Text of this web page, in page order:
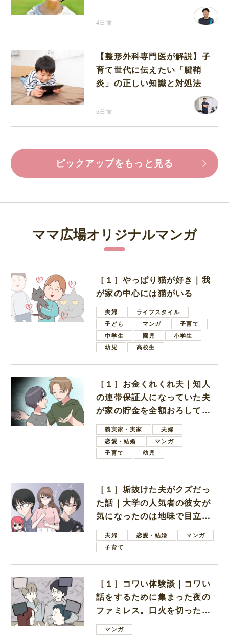
4日前
【整形外科専門医が解説】子
育て世代に伝えたい「腱鞘
炎」の正しい知識と対処法
5日前
ピックアップをもっと見る
ママ広場オリジナルマンガ
［１］やっぱり猫が好き｜我
が家の中心には猫がいる
夫婦
ライフスタイル
子ども
マンガ
子育て
中学生
園児
小学生
幼児
高校生
［１］お金くれくれ夫｜知人
の連帯保証人になっていた夫
が家の貯金を全額おろしてほ
しいと言ってきた
義実家・実家
夫婦
恋愛・結婚
マンガ
子育て
幼児
［１］垢抜けた夫がクズだっ
た話｜大学の人気者の彼女が
気になったのは地味で目立た
ない男子学生
夫婦 恋愛・結婚
マンガ
子育て
［１］コワい体験談｜コワい
話をするために集まった夜の
ファミレス。口火を切ったの
は電車好きの男の子ママ
マンガ